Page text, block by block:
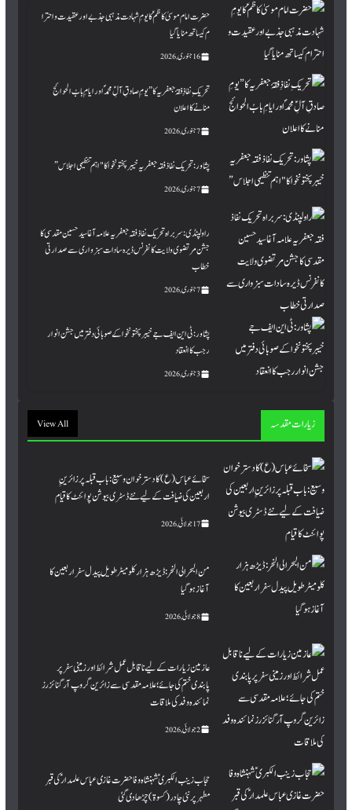
حضرت امام موسیٰ کاظمؑ کا یومِ شہادت مذہبی جذبے اور عقیدت و احترا
م کیساتھ منایا گیا
16 جنوری, 2026
تحریکِ نفاذِ فقۂ جعفریہ کا ”یومِ صادقِ آلِؑ محمدؐ اور ایامِ بابُ الحوائج
منانے کا اعلان
7 جنوری, 2026
پشاور: تحریک نفاذ فقہ جعفریہ خیبر پختونخوا کا "اہم تنظیمی اجلاس”
7 جنوری, 2026
راولپنڈی: سربراہ تحریک نفاذ فقہ جعفریہ علامہ آغا سید حسین مقدسی کا
جشن مرتضوی ولایت کانفرنس ڈیرہ سادات سبزواری سے صدارتی
خطاب
7 جنوری, 2026
پشاور: ٹی این ایف جے خیبرپختونخوا کے صوبائی دفتر میں جشن انوار
رجب کا انعقاد
3 جنوری, 2026
زیارات مقدسہ View All
سخائے عباس (ع) کا دسترخوان وسیع: باب قبلہ پر زائرینِِ
اربعین کی ضیافت کے لیے نئے ڈسٹری بیوشن پوائنٹ کا قیام
17 جولائی, 2026
من البحر الی النحر : ڈیڑھ ہزار کلومیٹر طویل پیدل سفر اربعین کا
آغاز ہو گیا
8 جولائی, 2026
عازمین زیارات کے لیے ناقابل عمل شرائط اور زمینی سفر پر
پابندی ختم کی جائے؛ علامہ مقدسی سے زائرین گروپ آرگنائزرز
نمائندہ وفد کی ملاقات
2 جولائی, 2026
حجاب زینب الکبری ؑ شہنشاہ وفا حضرت غازی عباس علمدار ؑ کی قبر
مطہرپر نئی چادر (کسوۃ ) چڑھا دی گئی